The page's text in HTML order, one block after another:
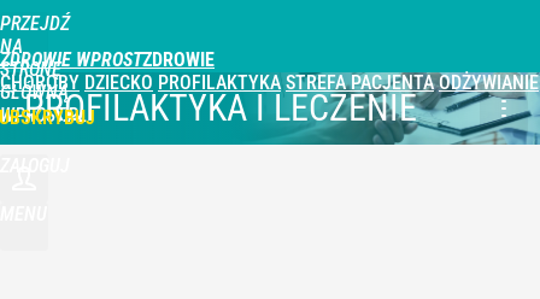
PRZEJDŹ
NA
STRONĘ
GŁÓWNĄ
WPROST.PL
ZDROWIE WPROST
CHOROBY DZIECKO PROFILAKTYKA STREFA PACJENTA ODŻYWIANIE
PROFILAKTYKA I LECZENIE